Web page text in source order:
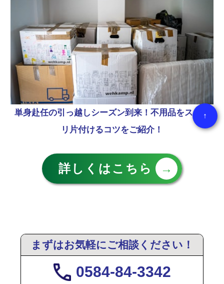
↑
単身赴任の引っ越しシーズン到来！不用品をスッキ
リ片付けるコツをご紹介！
詳しくはこちら→
まずはお気軽にご相談ください！
0584-84-3342